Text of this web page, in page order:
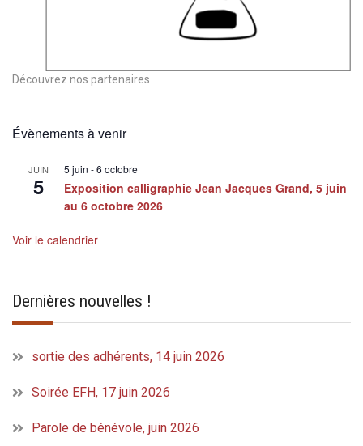
Découvrez nos partenaires
Évènements à venir
JUIN
5
5 juin -6 octobre
Exposition calligraphie Jean Jacques Grand, 5 juin
au 6 octobre 2026
Voir le calendrier
Dernières nouvelles !
sortie des adhérents, 14 juin 2026
Soirée EFH, 17 juin 2026
Parole de bénévole, juin 2026